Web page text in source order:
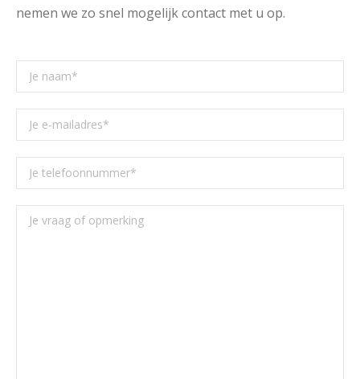
nemen we zo snel mogelijk contact met u op.